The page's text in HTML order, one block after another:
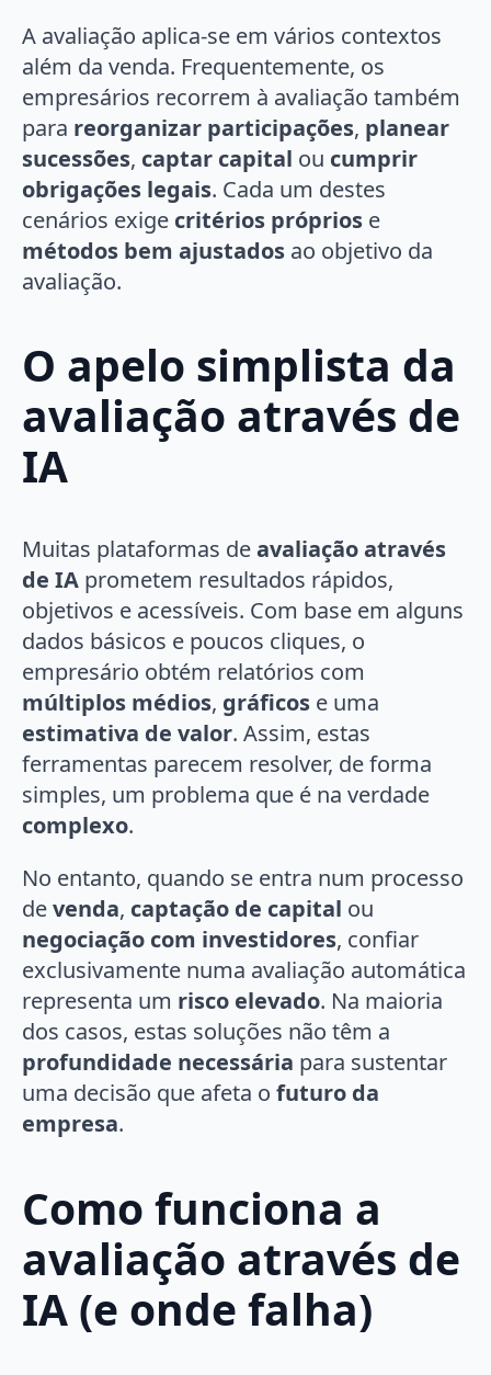
A avaliação aplica-se em vários contextos
além da venda. Frequentemente, os
empresários recorrem à avaliação também
para reorganizar participações, planear
sucessões, captar capital ou cumprir
obrigações legais. Cada um destes
cenários exige critérios próprios e
métodos bem ajustados ao objetivo da
avaliação.
O apelo simplista da
avaliação através de
IA
Muitas plataformas deavaliação através
de IA prometem resultados rápidos,
objetivos e acessíveis. Com base em alguns
dados básicos e poucos cliques, o
empresário obtém relatórios com
múltiplos médios, gráficos e uma
estimativa de valor. Assim, estas
ferramentas parecem resolver, de forma
simples, um problema que é na verdade
complexo.
No entanto, quando se entra num processo
devenda, captação de capital ou
negociação com investidores, confiar
exclusivamente numa avaliação automática
representa um risco elevado. Na maioria
dos casos, estas soluções não têm a
profundidade necessária para sustentar
uma decisão que afeta o futuro da
empresa.
Como funciona a
avaliação através de
IA (e onde falha)